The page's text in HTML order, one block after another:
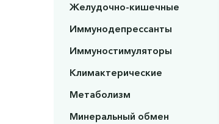
Желудочно-кишечные
Иммунодепрессанты
Иммуностимуляторы
Климактерические
Метаболизм
Минеральный обмен